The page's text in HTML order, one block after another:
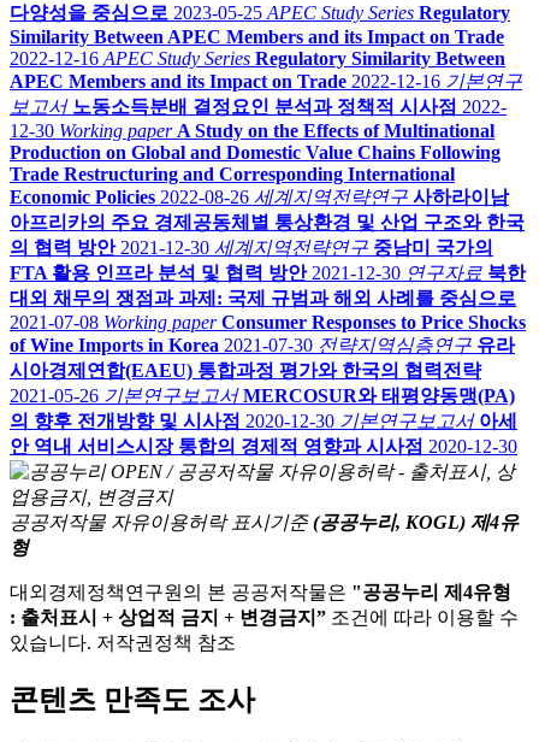
다양성을 중심으로 2023-05-25 APEC Study Series Regulatory
Similarity Between APEC Members and its Impact on Trade
2022-12-16 APEC Study Series Regulatory Similarity Between
APEC Members and its Impact on Trade 2022-12-16 기본연구
보고서 노동소득분배 결정요인 분석과 정책적 시사점 2022-
12-30 Working paper A Study on the Effects of Multinational
Production on Global and Domestic Value Chains Following
Trade Restructuring and Corresponding International
Economic Policies 2022-08-26 세계지역전략연구 사하라이남
아프리카의 주요 경제공동체별 통상환경 및 산업 구조와 한국
의 협력 방안 2021-12-30 세계지역전략연구 중남미 국가의
FTA 활용 인프라 분석 및 협력 방안 2021-12-30 연구자료 북한
대외 채무의 쟁점과 과제: 국제 규범과 해외 사례를 중심으로
2021-07-08 Working paper Consumer Responses to Price Shocks
of Wine Imports in Korea 2021-07-30 전략지역심층연구 유라
시아경제연합(EAEU) 통합과정 평가와 한국의 협력전략
2021-05-26 기본연구보고서 MERCOSUR와 태평양동맹(PA)
의 향후 전개방향 및 시사점 2020-12-30 기본연구보고서 아세
안 역내 서비스시장 통합의 경제적 영향과 시사점 2020-12-30
공공저작물 자유이용허락 표시기준 (공공누리, KOGL) 제4유
형
대외경제정책연구원의 본 공공저작물은 "공공누리 제4유형
: 출처표시 + 상업적 금지 + 변경금지” 조건에 따라 이용할 수
있습니다. 저작권정책 참조
콘텐츠 만족도 조사